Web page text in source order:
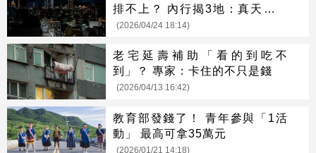
排不上？ 內行揭3地：真天龍核
心
(2026/04/24 18:14)
老宅延壽補助「看的到吃不
到」？ 專家：卡住的不只是錢
(2026/04/13 16:42)
教育部發錢了！ 青年參與「1活
動」 最高可拿35萬元
(2026/01/21 14:18)